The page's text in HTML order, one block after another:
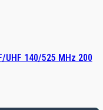
UHF 140/525 MHz 200